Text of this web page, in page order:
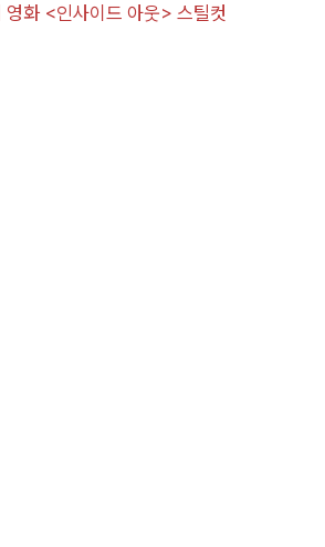
영화 <인사이드 아웃> 스틸컷